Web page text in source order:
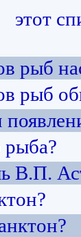
этот
рыб
рыб
В.П.